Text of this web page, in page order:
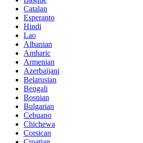
Catalan
Esperanto
Hindi
Lao
Albanian
Amharic
Armenian
Azerbaijani
Belarusian
Bengali
Bosnian
Bulgarian
Cebuano
Chichewa
Corsican